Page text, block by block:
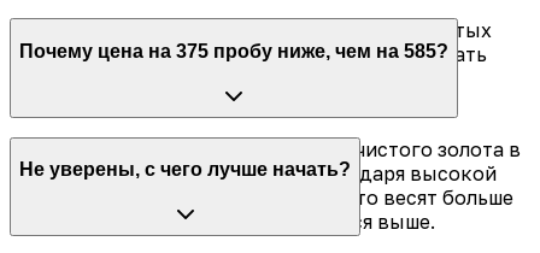
Продлевайте срок займа без штрафов и скрытых
переплат. Гибкие условия позволяют оплачивать
Почему цена на 375 пробу ниже, чем на 585?
Стоимость зависит от содержания чистого золота в
сплаве (37.5% против 58.5%). Благодаря высокой
плотности меди, такие изделия часто весят больше
при том же объёме и потому ценятся выше.
Не уверены, с чего лучше начать?